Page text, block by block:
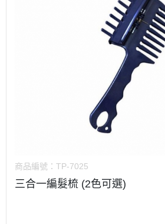
商品編號： TP-7025
三合一編髮梳 (2色可選)